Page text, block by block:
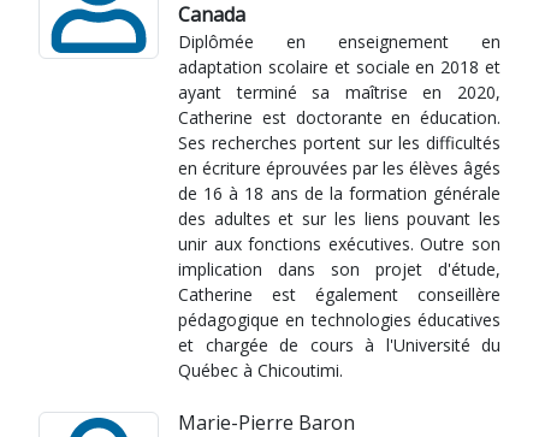
Canada
Diplômée en enseignement en
adaptation scolaire et sociale en 2018 et
ayant terminé sa maîtrise en 2020,
Catherine est doctorante en éducation.
Ses recherches portent sur les difficultés
en écriture éprouvées par les élèves âgés
de 16 à 18 ans de la formation générale
des adultes et sur les liens pouvant les
unir aux fonctions exécutives. Outre son
implication dans son projet d'étude,
Catherine est également conseillère
pédagogique en technologies éducatives
et chargée de cours à l'Université du
Québec à Chicoutimi.
Marie-Pierre Baron